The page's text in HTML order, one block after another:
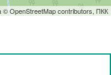
© OpenStreetMap contributors, ПКК